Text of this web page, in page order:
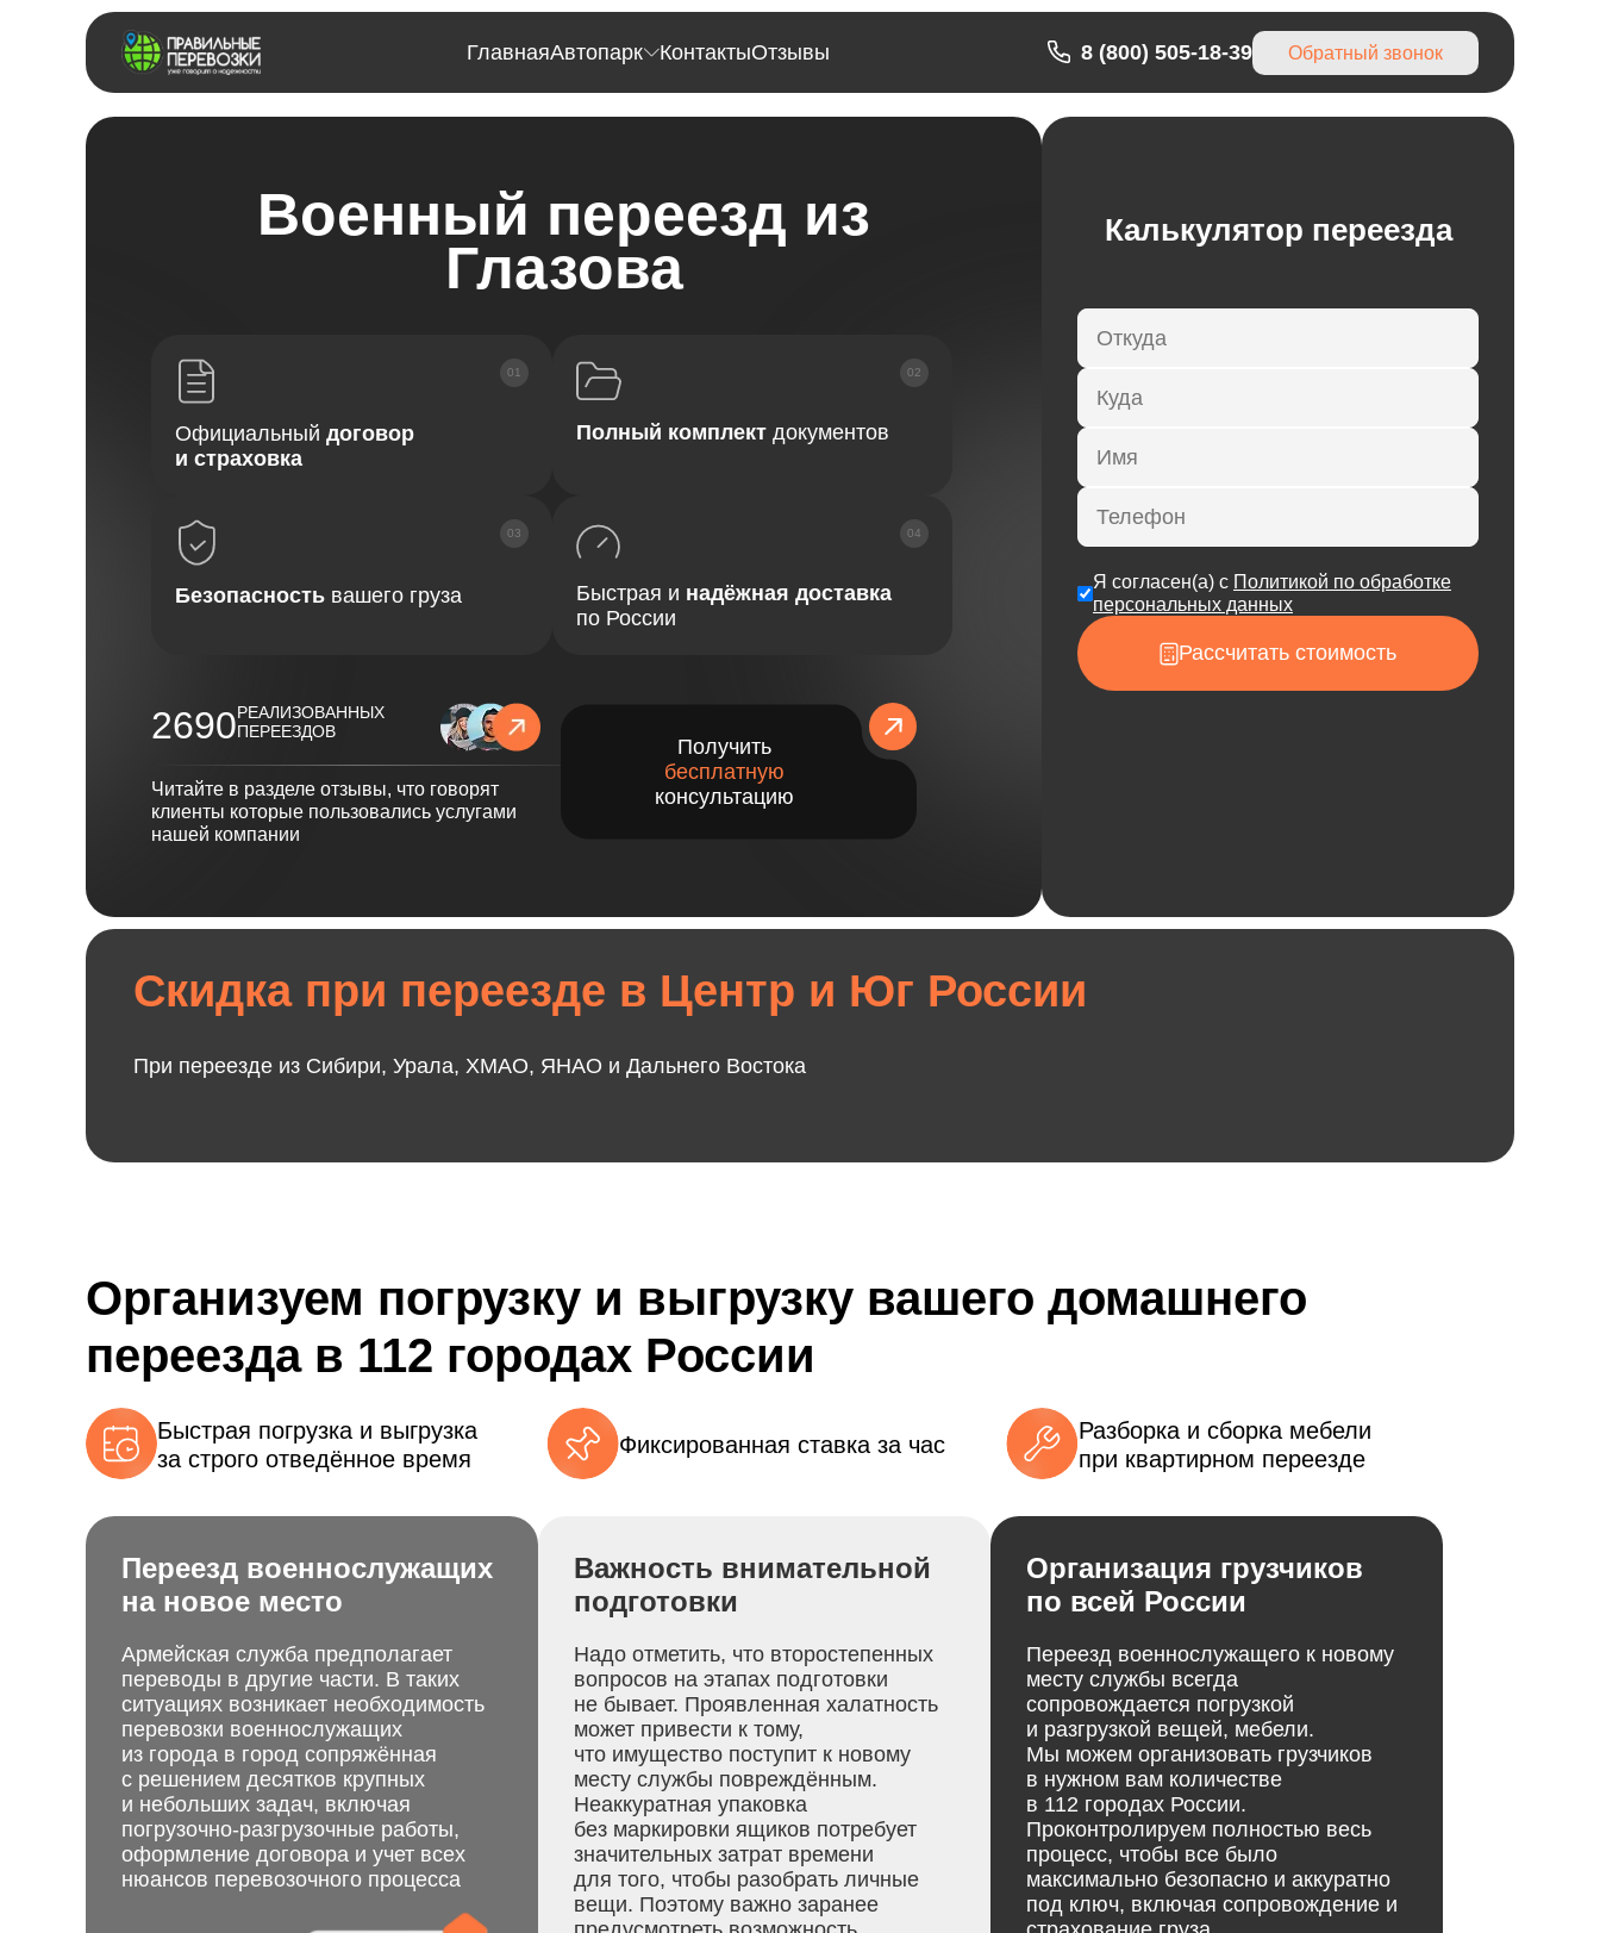
ГлавнаяАвтопарк КонтактыОтзывы 8 (800) 505-18-39 Обратный звонок
Военный переезд из
Глазова
Официальный договор
и страховка
Полный комплектдокументов
Безопасность вашего груза Быстрая и надёжная доставка
по России
2690РЕАЛИЗОВАННЫХ
ПЕРЕЕЗДОВ
Читайте в разделе отзывы, что говорят
клиенты которые пользовались услугами
нашей компании
Получить
бесплатную
консультацию
Калькулятор переезда
Я согласен(а) с Политикой по обработке
персональных данных
Рассчитать стоимость
Скидка при переезде в Центр и Юг России
При переезде из Сибири, Урала, ХМАО, ЯНАО и Дальнего Востока
Организуем погрузку и выгрузку вашего домашнего
переезда в 112 городах России
Быстрая погрузка и выгрузка
за строго отведённое время
Фиксированная ставка за час
Разборка и сборка мебели
при квартирном переезде
Переезд военнослужащих
на новое место
Армейская служба предполагает
переводы в другие части. В таких
ситуациях возникает необходимость
перевозки военнослужащих
из города в город сопряжённая
с решением десятков крупных
и небольших задач, включая
погрузочно-разгрузочные работы,
оформление договора и учет всех
нюансов перевозочного процесса
Важность внимательной
подготовки
Надо отметить, что второстепенных
вопросов на этапах подготовки
не бывает. Проявленная халатность
может привести к тому,
что имущество поступит к новому
месту службы повреждённым.
Неаккуратная упаковка
без маркировки ящиков потребует
значительных затрат времени
для того, чтобы разобрать личные
вещи. Поэтому важно заранее
Организация грузчиков
по всей России
Переезд военнослужащего к новому
месту службы всегда
сопровождается погрузкой
и разгрузкой вещей, мебели.
Мы можем организовать грузчиков
в нужном вам количестве
в 112 городах России.
Проконтролируем полностью весь
процесс, чтобы все было
максимально безопасно и аккуратно
под ключ, включая сопровождение и